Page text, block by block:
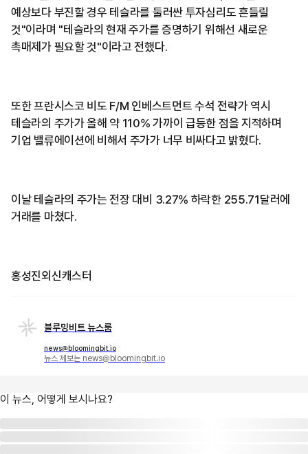
예상보다 부진할 경우 테슬라를 둘러싼 투자심리도 흔들릴
것"이라며 "테슬라의 현재 주가를 증명하기 위해선 새로운
촉매제가 필요할 것"이라고 전했다.
또한 프란시스코 비도 F/M 인베스트먼트 수석 전략가 역시
테슬라의 주가가 올해 약 110% 가까이 급등한 점을 지적하며
기업 밸류에이션에 비해서 주가가 너무 비싸다고 밝혔다.
이날 테슬라의 주가는 전장 대비 3.27% 하락한 255.71달러에
거래를 마쳤다.
홍성진외신캐스터
블루밍비트 뉴스룸
news@bloomingbit.io
뉴스 제보는 news@bloomingbit.io
이 뉴스, 어떻게 보시나요?